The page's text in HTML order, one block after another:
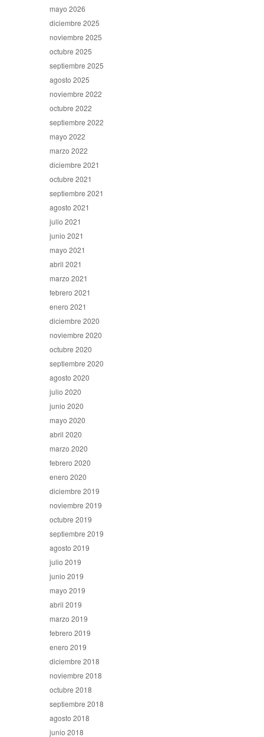
mayo 2026
diciembre 2025
noviembre 2025
octubre 2025
septiembre 2025
agosto 2025
noviembre 2022
octubre 2022
septiembre 2022
mayo 2022
marzo 2022
diciembre 2021
octubre 2021
septiembre 2021
agosto 2021
julio 2021
junio 2021
mayo 2021
abril 2021
marzo 2021
febrero 2021
enero 2021
diciembre 2020
noviembre 2020
octubre 2020
septiembre 2020
agosto 2020
julio 2020
junio 2020
mayo 2020
abril 2020
marzo 2020
febrero 2020
enero 2020
diciembre 2019
noviembre 2019
octubre 2019
septiembre 2019
agosto 2019
julio 2019
junio 2019
mayo 2019
abril 2019
marzo 2019
febrero 2019
enero 2019
diciembre 2018
noviembre 2018
octubre 2018
septiembre 2018
agosto 2018
junio 2018